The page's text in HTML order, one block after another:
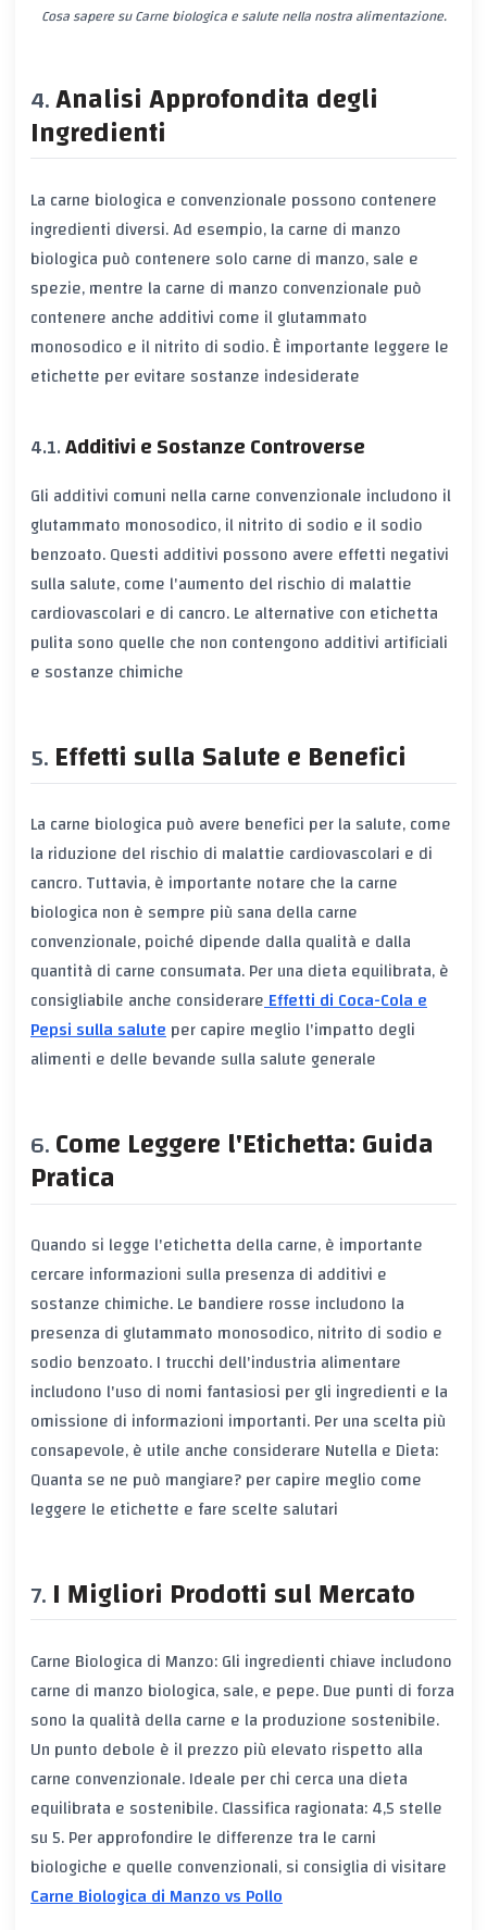
Cosa sapere su Carne biologica e salute nella nostra alimentazione.
Analisi Approfondita degli
Ingredienti
La carne biologica e convenzionale possono contenere
ingredienti diversi. Ad esempio, la carne di manzo
biologica può contenere solo carne di manzo, sale e
spezie, mentre la carne di manzo convenzionale può
contenere anche additivi come il glutammato
monosodico e il nitrito di sodio. È importante leggere le
etichette per evitare sostanze indesiderate
Additivi e Sostanze Controverse
Gli additivi comuni nella carne convenzionale includono il
glutammato monosodico, il nitrito di sodio e il sodio
benzoato. Questi additivi possono avere effetti negativi
sulla salute, come l'aumento del rischio di malattie
cardiovascolari e di cancro. Le alternative con etichetta
pulita sono quelle che non contengono additivi artificiali
e sostanze chimiche
Effetti sulla Salute e Benefici
La carne biologica può avere benefici per la salute, come
la riduzione del rischio di malattie cardiovascolari e di
cancro. Tuttavia, è importante notare che la carne
biologica non è sempre più sana della carne
convenzionale, poiché dipende dalla qualità e dalla
quantità di carne consumata. Per una dieta equilibrata, è
consigliabile anche considerareEffetti di Coca-Cola e
Pepsi sulla saluteper capire meglio l'impatto degli
alimenti e delle bevande sulla salute generale
Come Leggere l'Etichetta: Guida
Pratica
Quando si legge l'etichetta della carne, è importante
cercare informazioni sulla presenza di additivi e
sostanze chimiche. Le bandiere rosse includono la
presenza di glutammato monosodico, nitrito di sodio e
sodio benzoato. I trucchi dell'industria alimentare
includono l'uso di nomi fantasiosi per gli ingredienti e la
omissione di informazioni importanti. Per una scelta più
consapevole, è utile anche considerare Nutella e Dieta:
Quanta se ne può mangiare?per capire meglio come
leggere le etichette e fare scelte salutari
I Migliori Prodotti sul Mercato
Carne Biologica di Manzo: Gli ingredienti chiave includono
carne di manzo biologica, sale, e pepe. Due punti di forza
sono la qualità della carne e la produzione sostenibile.
Un punto debole è il prezzo più elevato rispetto alla
carne convenzionale. Ideale per chi cerca una dieta
equilibrata e sostenibile. Classifica ragionata: 4,5 stelle
su 5. Per approfondire le differenze tra le carni
biologiche e quelle convenzionali, si consiglia di visitare
Carne Biologica di Manzo vs Pollo